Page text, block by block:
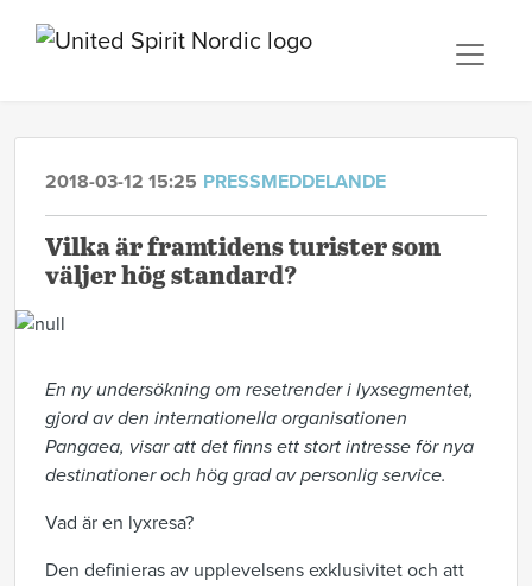
2018-03-12 15:25 PRESSMEDDELANDE
Vilka är framtidens turister som
väljer hög standard?
En ny undersökning om resetrender i lyxsegmentet,
gjord av den internationella organisationen
Pangaea, visar att det finns ett stort intresse för nya
destinationer och hög grad av personlig service.
Vad är en lyxresa?
Den definieras av upplevelsens exklusivitet och att